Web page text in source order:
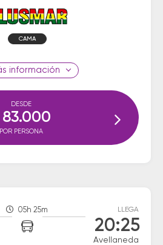
CAMA
información
DESDE
83.000
POR PERSONA
05h 25m LLEGA
20:25
Avellaneda